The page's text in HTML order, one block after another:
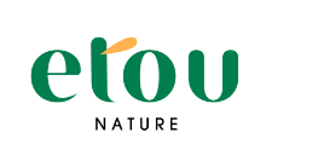
contenu